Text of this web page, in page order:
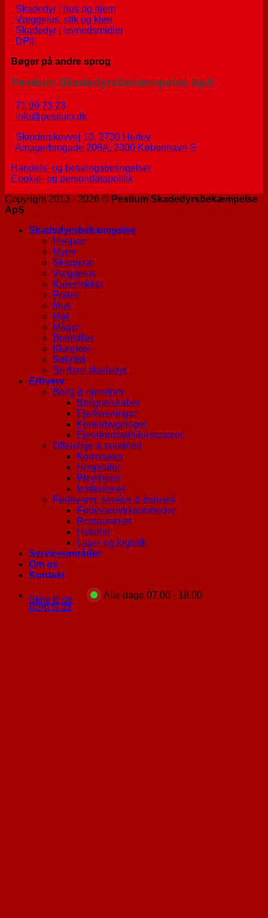
Skadedyr i hus og hjem
Væggelus, stik og kløe
Skadedyr i levnedsmidler
DPIL
Bøger på andre sprog
Pestium Skadedyrsbekæmpelse ApS
71 99 23 23
info@pestium.dk
Skinderskovvej 10, 2730 Herlev
Amagerbrogade 206A, 2300 København S
Handels- og betalingsbetingelser
Cookie- og persondatapolitik
Copyright 2013 - 2026 © Pestium Skadedyrsbekæmpelse
ApS
Skadedyrsbekæmpelse
Hvepse
Myrer
Skægkræ
Væggelus
Kakerlakker
Rotter
Mus
Møl
Måger
Borebiller
Klannere
Sølvfisk
Se flere skadedyr
Erhverv
Bolig & ejendom
Boligselskaber
Ejerforeninger
Kontorbygninger
Ejendomsadministratorer
Offentlige & sundhed
Kommuner
Hospitaler
Plejehjem
Institutioner
Fødevarer, service & industri
Fødevarevirksomheder
Restauranter
Hoteller
Lager og logistik
Serviceområder
Om os
Kontakt
Alle dage 07.00 - 18.00
Ring til os
Skriv til os